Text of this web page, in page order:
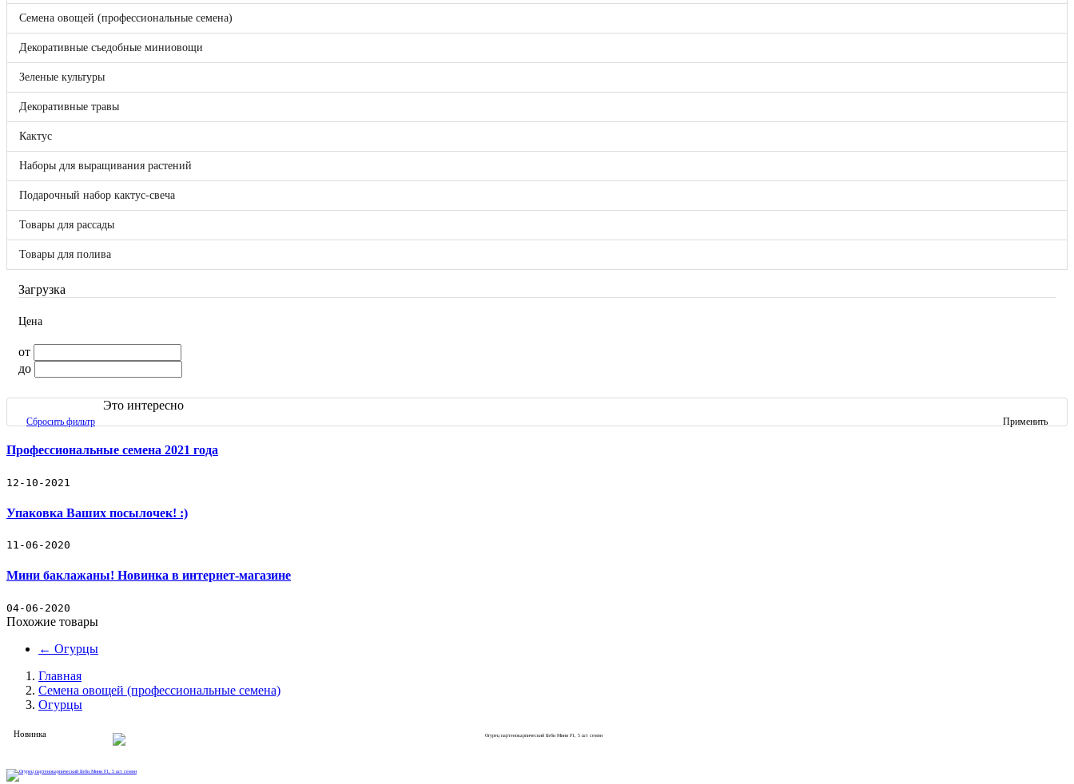
Bejo
Benary
Clause
DLF (Дания)
Enza Zaden
FloraNova!
Hazera
Hem Genetics
Hollar Seeds
Kieft
May Seed
Nunhems
Pan American
Seminis
Syngenta
Takii Europe
Vegetallis
Гавриш
Семена цветов (профессиональные семена)
Семена овощей (профессиональные семена)
Декоративные съедобные миниовощи
Зеленые культуры
Декоративные травы
Кактус
Наборы для выращивания растений
Подарочный набор кактус-свеча
Товары для рассады
Товары для полива
Бренды
Корзина0
Семена овощей (профессиональные семена)
Декоративные съедобные миниовощи
Зеленые культуры
Декоративные травы
Кактус
Наборы для выращивания растений
Подарочный набор кактус-свеча
Товары для рассады
Товары для полива
Загрузка
Цена
от
до
Сбросить фильтр Применить
Это интересно
Профессиональные семена 2021 года
12-10-2021
Упаковка Ваших посылочек! :)
11-06-2020
Мини баклажаны! Новинка в интернет-магазине
04-06-2020
Похожие товары
← Огурцы
Главная
Семена овощей (профессиональные семена)
Огурцы
Новинка